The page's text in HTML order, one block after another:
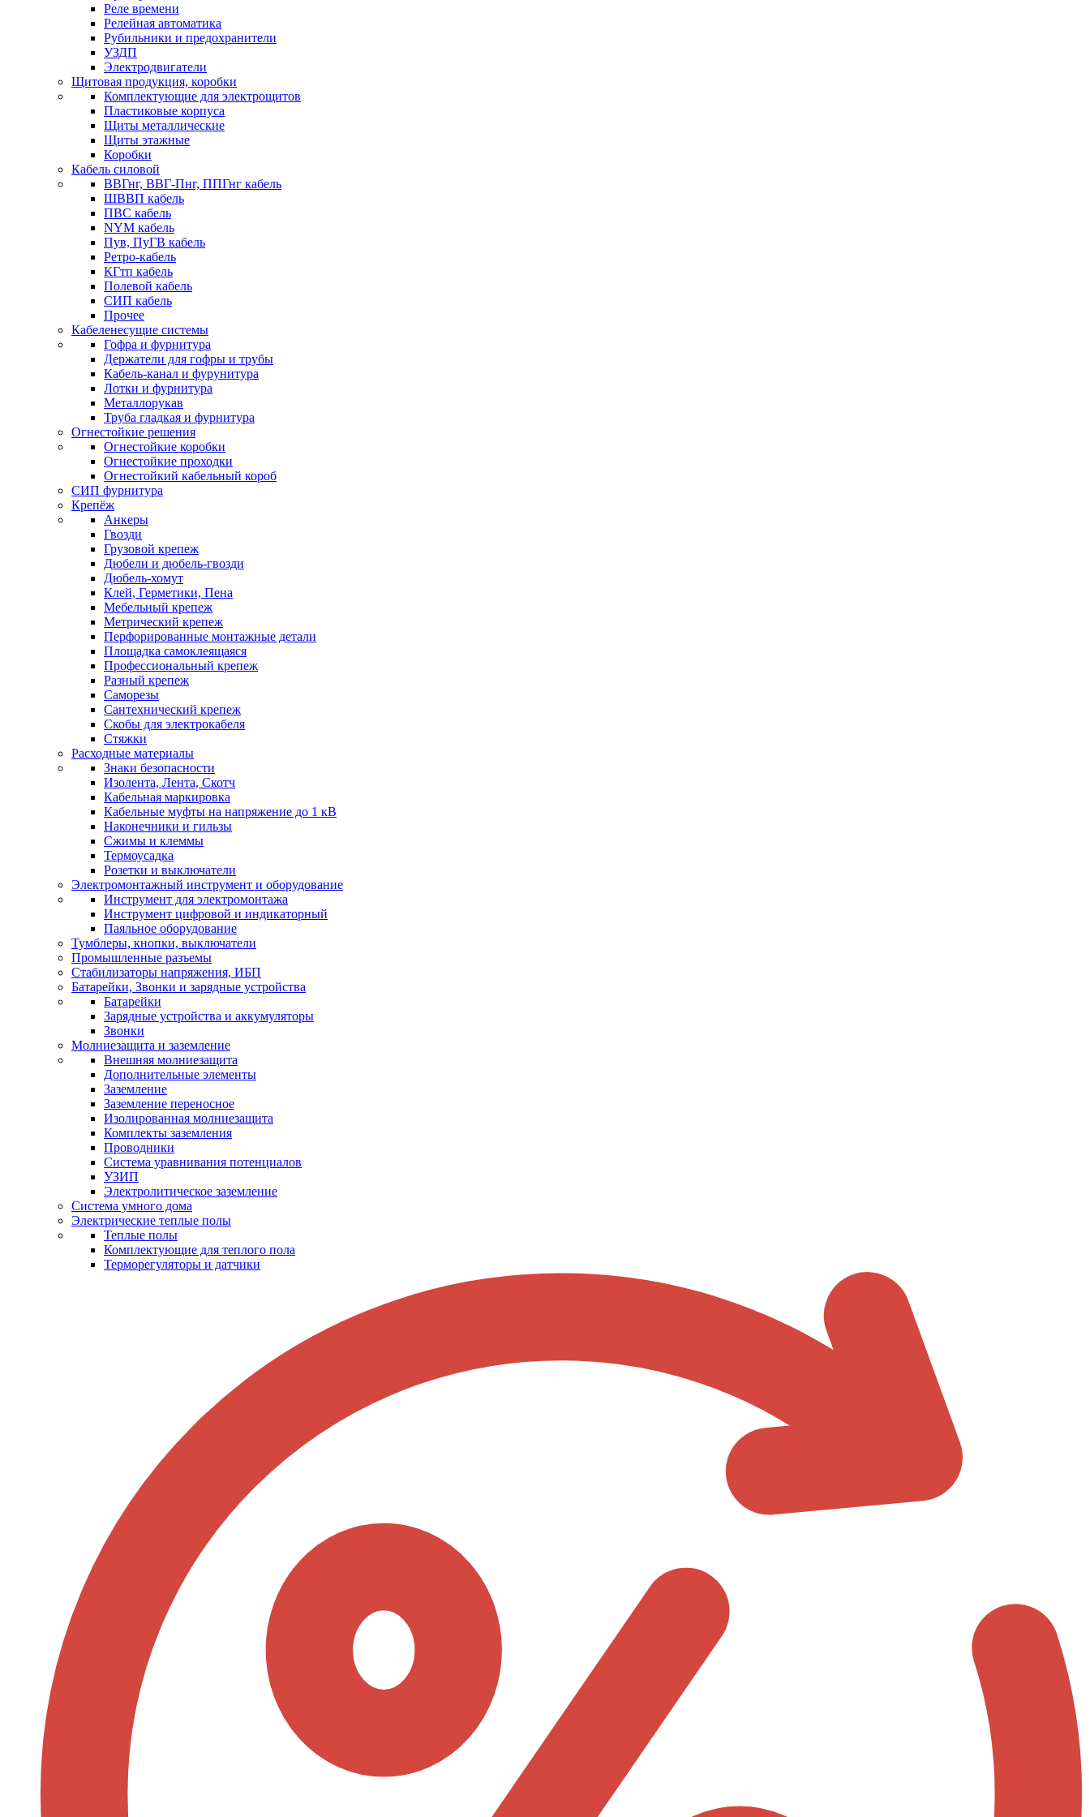
Реле времени
Релейная автоматика
Рубильники и предохранители
УЗДП
Электродвигатели
Щитовая продукция, коробки
Комплектующие для электрощитов
Пластиковые корпуса
Щиты металлические
Щиты этажные
Коробки
Кабель силовой
ВВГнг, ВВГ-Пнг, ППГнг кабель
ШВВП кабель
ПВС кабель
NYM кабель
Пув, ПуГВ кабель
Ретро-кабель
КГтп кабель
Полевой кабель
СИП кабель
Прочее
Кабеленесущие системы
Гофра и фурнитура
Держатели для гофры и трубы
Кабель-канал и фурунитура
Лотки и фурнитура
Металлорукав
Труба гладкая и фурнитура
Огнестойкие решения
Огнестойкие коробки
Огнестойкие проходки
Огнестойкий кабельный короб
СИП фурнитура
Крепёж
Анкеры
Гвозди
Грузовой крепеж
Дюбели и дюбель-гвозди
Дюбель-хомут
Клей, Герметики, Пена
Мебельный крепеж
Метрический крепеж
Перфорированные монтажные детали
Площадка самоклеящаяся
Профессиональный крепеж
Разный крепеж
Саморезы
Сантехнический крепеж
Скобы для электрокабеля
Стяжки
Расходные материалы
Знаки безопасности
Изолента, Лента, Скотч
Кабельная маркировка
Кабельные муфты на напряжение до 1 кВ
Наконечники и гильзы
Сжимы и клеммы
Термоусадка
Розетки и выключатели
Электромонтажный инструмент и оборудование
Инструмент для электромонтажа
Инструмент цифровой и индикаторный
Паяльное оборудование
Тумблеры, кнопки, выключатели
Промышленные разъемы
Стабилизаторы напряжения, ИБП
Батарейки, Звонки и зарядные устройства
Батарейки
Зарядные устройства и аккумуляторы
Звонки
Молниезащита и заземление
Внешняя молниезащита
Дополнительные элементы
Заземление
Заземление переносное
Изолированная молниезащита
Комплекты заземления
Проводники
Система уравнивания потенциалов
УЗИП
Электролитическое заземление
Система умного дома
Электрические теплые полы
Теплые полы
Комплектующие для теплого пола
Терморегуляторы и датчики